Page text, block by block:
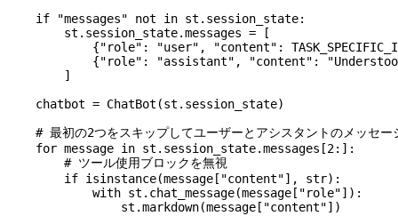
    if
"messages" not in st.session_state:
        st.session_state.messages
= [
            {
"role" : "user" , "content" :
            {
"role" : "assistant" , "content" :
        ]
    chatbot
= ChatBot(st.session_state)
# 最初の2つをスキップしてユーザーとアシスタントのメッセー
    for
message in st.session_state.messages[2:]:
        # ツール使用ブロックを無視
        if
isinstance(message[ "content"], str):
            with
st.chat_message(message[ "role"]):
                st.markdown(message[
"content"])